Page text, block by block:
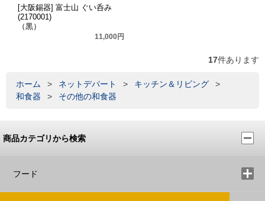
[大阪錫器] 富士山 ぐい呑み
(2170001)
（黒）
11,000円
17件あります
ホーム > ネットデパート > キッチン＆リビング
>
和食器
> その他の和食器
商品カテゴリから検索
フード